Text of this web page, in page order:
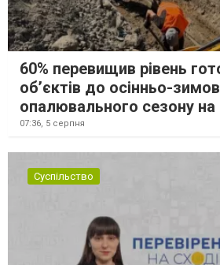
60% перевищив рівень
об’єктів до осінньо-
опалювального сезону на
07:36, 5 серпня
Суспільство